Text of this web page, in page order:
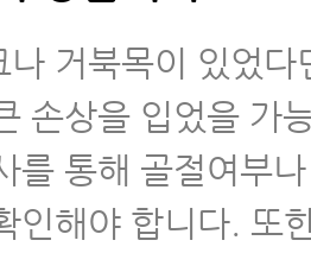
나 거북목이 있었다
손상을 입었을 가
를 통해 골절여부
인해야 합니다. 또